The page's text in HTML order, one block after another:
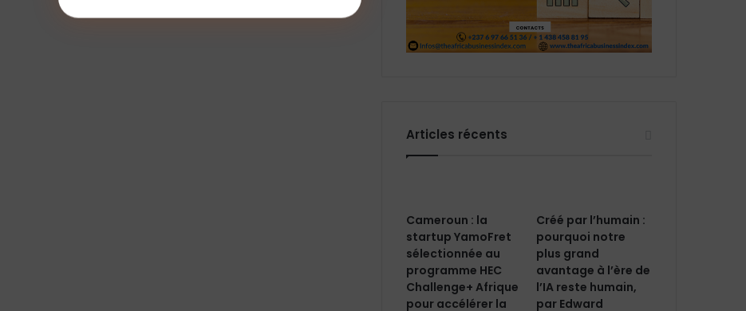
Articles récents
Cameroun : la
startup YamoFret
sélectionnée au
programme HEC
Challenge+ Afrique
pour accélérer la
Créé par l’humain :
pourquoi notre
plus grand
avantage à l’ère de
l’IA reste humain,
par Edward